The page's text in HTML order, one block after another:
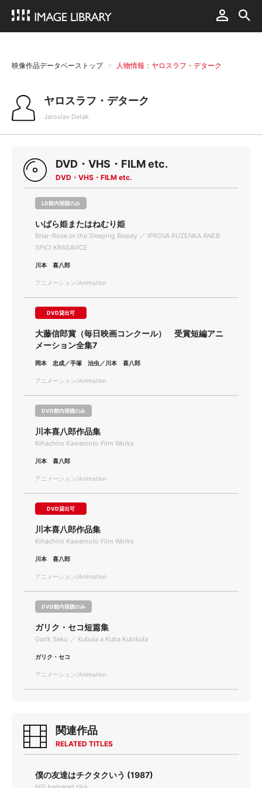
映像作品データベーストップ 人物情報：ヤロスラフ・デターク
ヤロスラフ・デターク
Jaroslav Detak
DVD・VHS・FILM etc.
DVD・VHS・FILM etc.
LD館内視聴のみ
いばら姫またはねむり姫
Briar-Rose or the Sleeping Beauty ／ IPKOVA RUZENKA ANEB
SPICI KRASAVICE
川本 喜八郎
アニメーション/Animation
DVD貸出可
大藤信郎賞（毎日映画コンクール） 受賞短編アニ
メーション全集7
岡本 忠成／手塚 治虫／川本 喜八郎
アニメーション/Animation
DVD館内視聴のみ
川本喜八郎作品集
Kihachiro Kawamoto Film Works
川本 喜八郎
アニメーション/Animation
DVD貸出可
川本喜八郎作品集
Kihachiro Kawamoto Film Works
川本 喜八郎
アニメーション/Animation
DVD館内視聴のみ
ガリク・セコ短篇集
Garik Seko ／ Kubula a Kuba Kubikula
ガリク・セコ
アニメーション/Animation
関連作品
RELATED TITLES
僕の友達はチクタクいう (1987)